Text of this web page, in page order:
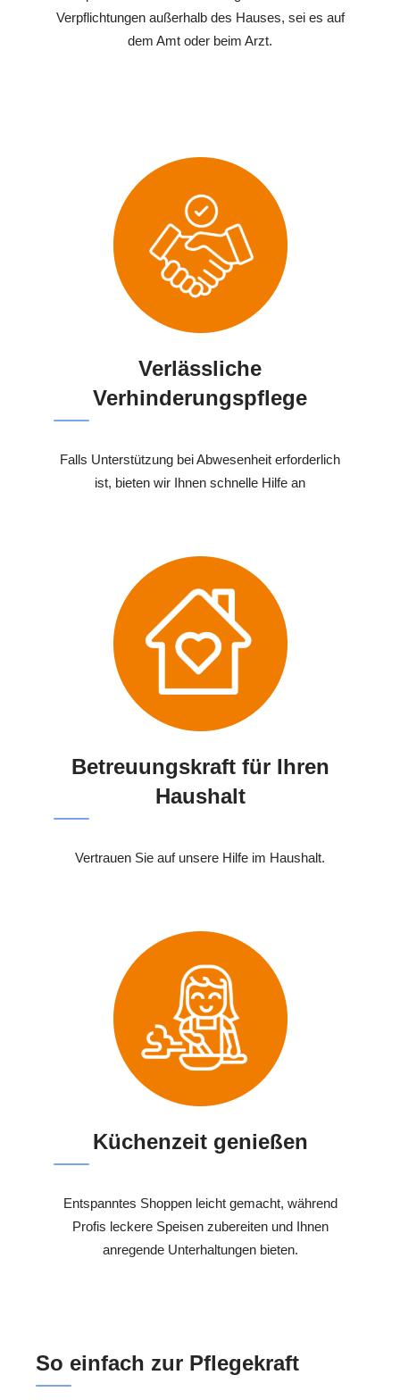
Verpflichtungen außerhalb des Hauses, sei es auf
dem Amt oder beim Arzt.
Verlässliche
Verhinderungspflege
Falls Unterstützung bei Abwesenheit erforderlich
ist, bieten wir Ihnen schnelle Hilfe an
Betreuungskraft für Ihren
Haushalt
Vertrauen Sie auf unsere Hilfe im Haushalt.
Küchenzeit genießen
Entspanntes Shoppen leicht gemacht, während
Profis leckere Speisen zubereiten und Ihnen
anregende Unterhaltungen bieten.
So einfach zur Pflegekraft